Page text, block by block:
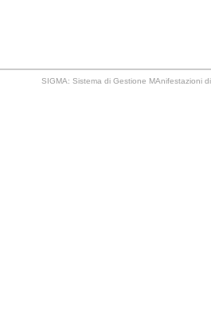
SIGMA: Sistema di Gestione MAnifestazioni